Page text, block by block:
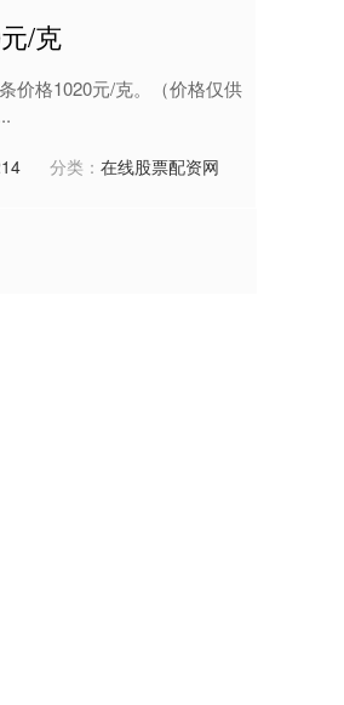
/克
价格1020元/克。（价格仅供
分类： 在线股票配资网